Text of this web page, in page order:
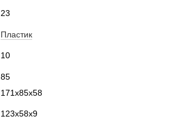
23
Пластик
10
85
171х85х58
123х58х9